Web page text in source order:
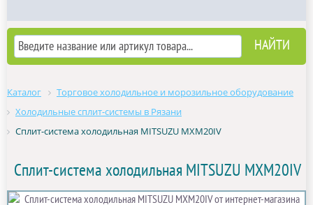
Каталог
Торговое холодильное и морозильное оборудование
Холодильные сплит-системы в Рязани
Сплит-система холодильная MITSUZU MXM20IV
Сплит-система холодильная MITSUZU MXM20IV